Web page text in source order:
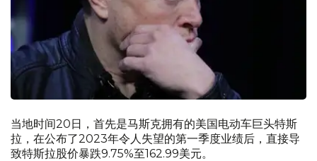
当地时间20日，首先是马斯克拥有的美国电动车巨头特斯
拉，在公布了2023年令人失望的第一季度业绩后，直接导
致特斯拉股价暴跌9.75%至162.99美元。